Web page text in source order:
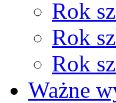
Rok
Rok
Rok
Ważne